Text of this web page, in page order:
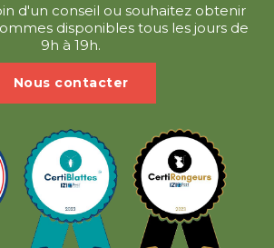
d'un conseil ou souhaitez obtenir
disponibles tous les jours de
9h à 19h.
Nous contacter